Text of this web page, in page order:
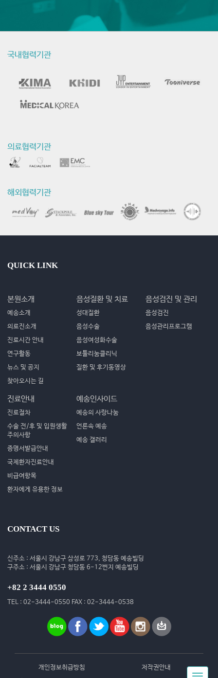
국내협력기관
의료협력기관
해외협력기관
QUICK LINK
본원소개
예송소개
의료진소개
진료시간 안내
연구활동
뉴스 및 공지
찾아오시는 길
음성질환 및 치료
성대질환
음성수술
음성여성화수술
보툴리눔클리닉
질환 및 후기동영상
음성검진 및 관리
음성검진
음성관리프로그램
진료안내
진료절차
수술 전/후 및 입원생활
주의사항
증명서발급안내
국제환자진료안내
비급여항목
환자에게 유용한 정보
예송인사이드
예송의 사랑나눔
언론속 예송
예송 갤러리
CONTACT US
신주소 : 서울시 강남구 삼성로 773, 청담동 예송빌딩
구주소 : 서울시 강남구 청담동 6-12번지 예송빌딩
+82 2 3444 0550
TEL : 02-3444-0550 FAX : 02-3444-0538
개인정보취급방침
저작권안내
Toggle